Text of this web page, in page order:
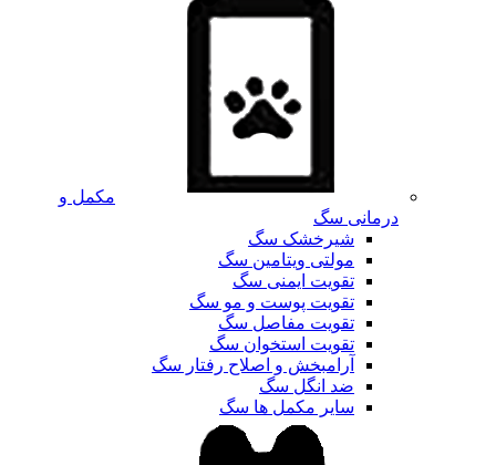
مکمل و
درمانی سگ
شیرخشک سگ
مولتی ویتامین سگ
تقویت ایمنی سگ
تقویت پوست و مو سگ
تقویت مفاصل سگ
تقویت استخوان سگ
آرامبخش و اصلاح رفتار سگ
ضد انگل سگ
سایر مکمل ها سگ